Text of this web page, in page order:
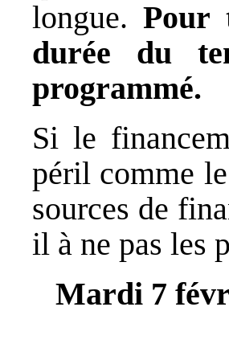
longue. Pour
durée du
programmé.
Si le
péril comme
sources de
il à ne pas les
Mardi 7